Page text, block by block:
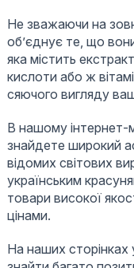
Не зважаючи на
об’єднує те, що
яка містить
кислоти або ж
сяючого вигляду
В нашому інтернет-
знайдете широкий
відомих світових
українським
товари високої
цінами.
На наших